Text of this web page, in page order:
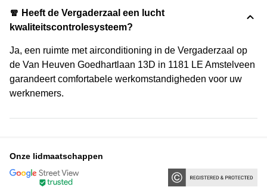
🧣 Heeft de Vergaderzaal een lucht
kwaliteitscontrolesysteem?
Ja, een ruimte met airconditioning in de Vergaderzaal op
de Van Heuven Goedhartlaan 13D in 1181 LE Amstelveen
garandeert comfortabele werkomstandigheden voor uw
werknemers.
Onze lidmaatschappen